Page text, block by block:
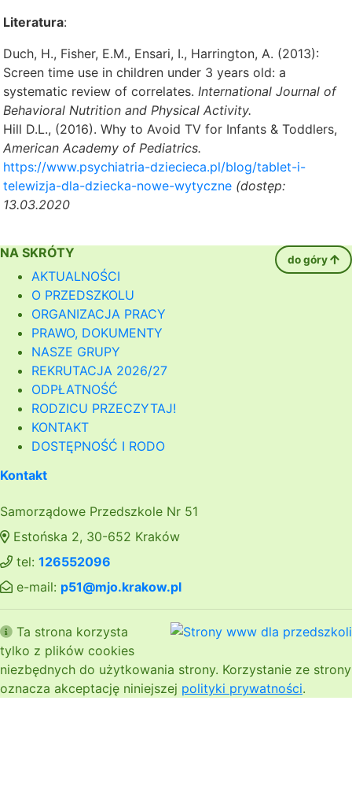
Literatura:
Duch, H., Fisher, E.M., Ensari, I., Harrington, A. (2013):
Screen time use in children under 3 years old: a
systematic review of correlates. International Journal of
Behavioral Nutrition and Physical Activity.
Hill D.L., (2016). Why to Avoid TV for Infants & Toddlers,
American Academy of Pediatrics.
https://www.psychiatria-dziecieca.pl/blog/tablet-i-
telewizja-dla-dziecka-nowe-wytyczne (dostęp:
13.03.2020
NA SKRÓTY do góry
AKTUALNOŚCI
O PRZEDSZKOLU
ORGANIZACJA PRACY
PRAWO, DOKUMENTY
NASZE GRUPY
REKRUTACJA 2026/27
ODPŁATNOŚĆ
RODZICU PRZECZYTAJ!
KONTAKT
DOSTĘPNOŚĆ I RODO
Kontakt
Samorządowe Przedszkole Nr 51
Estońska 2, 30-652 Kraków
tel: 126552096
e-mail: p51@mjo.krakow.pl
Ta strona korzysta
tylko z plików cookies
niezbędnych do użytkowania strony. Korzystanie ze strony
oznacza akceptację niniejszej polityki prywatności.